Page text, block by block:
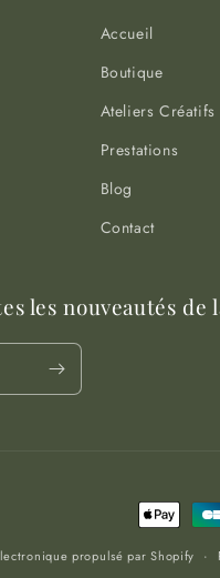
Accueil
Boutique
Ateliers Créatifs
Prestations
Blog
Contact
les nouveautés de
Moyens
de
propulsé par Shopify